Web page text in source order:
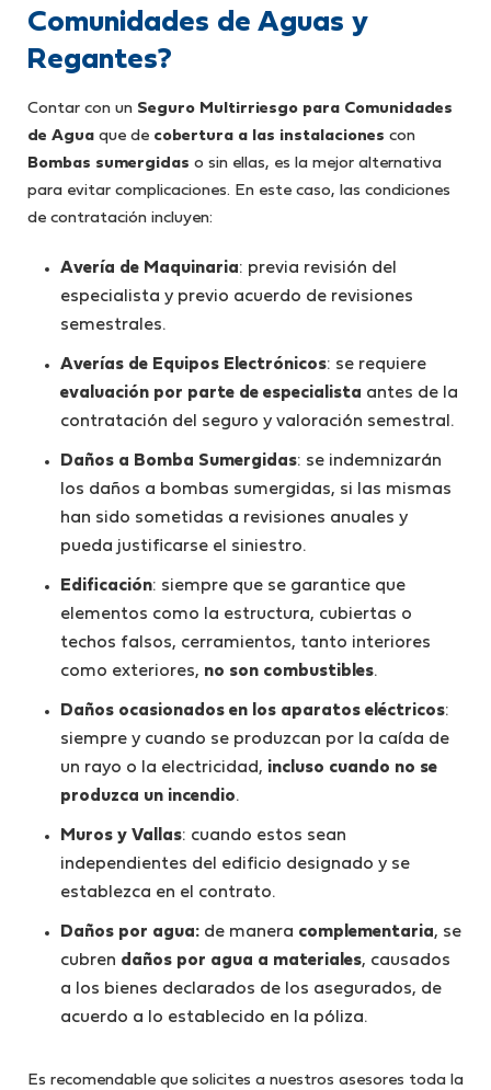
Comunidades de Aguas y
Regantes?
Contar con un Seguro Multirriesgo para Comunidades
de Agua que de cobertura a las instalaciones con
Bombas sumergidas o sin ellas, es la mejor alternativa
para evitar complicaciones. En este caso, las condiciones
de contratación incluyen:
Avería de Maquinaria: previa revisión del
especialista y previo acuerdo de revisiones
semestrales.
Averías de Equipos Electrónicos: se requiere
evaluación por parte de especialista antes de la
contratación del seguro y valoración semestral.
Daños a Bomba Sumergidas: se indemnizarán
los daños a bombas sumergidas, si las mismas
han sido sometidas a revisiones anuales y
pueda justificarse el siniestro.
Edificación: siempre que se garantice que
elementos como la estructura, cubiertas o
techos falsos, cerramientos, tanto interiores
como exteriores, no son combustibles.
Daños ocasionados en los aparatos eléctricos:
siempre y cuando se produzcan por la caída de
un rayo o la electricidad, incluso cuando no se
produzca un incendio.
Muros y Vallas: cuando estos sean
independientes del edificio designado y se
establezca en el contrato.
Daños por agua: de manera complementaria, se
cubren daños por agua a materiales, causados
a los bienes declarados de los asegurados, de
acuerdo a lo establecido en la póliza.
Es recomendable que solicites a nuestros asesores toda la